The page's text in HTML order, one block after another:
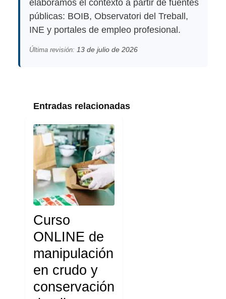
elaboramos el contexto a partir de fuentes
públicas: BOIB, Observatori del Treball,
INE y portales de empleo profesional.
Última revisión: 13 de julio de 2026
Entradas relacionadas
Curso
ONLINE de
manipulación
en crudo y
conservación